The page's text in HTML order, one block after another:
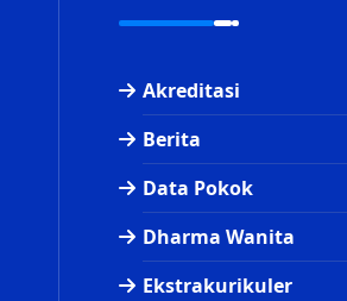
Akreditasi
Berita
Data Pokok
Dharma Wanita
Ekstrakurikuler